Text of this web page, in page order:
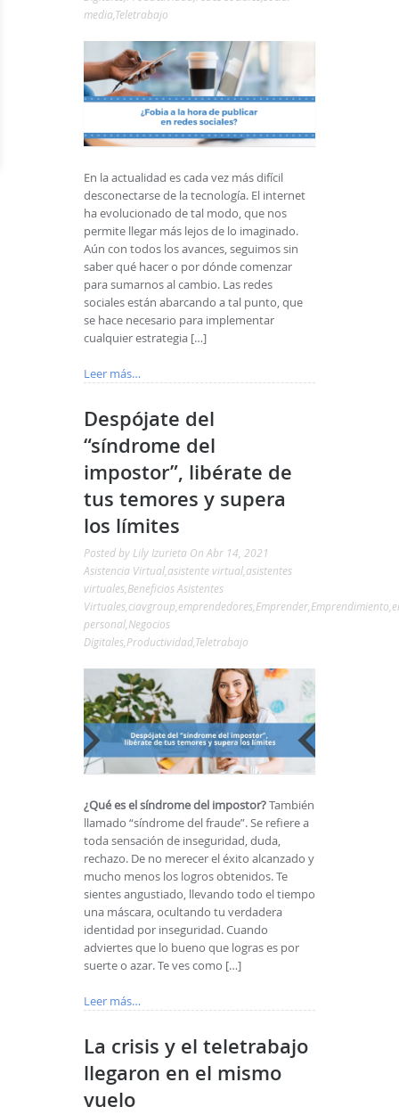
mediaTeletrabajo
En la actualidad es cada vez más difícil
desconectarse de la tecnología. El internet
ha evolucionado de tal modo, que nos
permite llegar más lejos de lo imaginado.
Aún con todos los avances, seguimos sin
saber qué hacer o por dónde comenzar
para sumarnos al cambio. Las redes
sociales están abarcando a tal punto, que
se hace necesario para implementar
cualquier estrategia […]
Leer más…
Despójate del
“síndrome del
impostor”, libérate de
tus temores y supera
los límites
Posted by Lily Izurieta On Abr 14, 2021
Asistencia Virtual asistente virtual asistentes
virtuales Beneficios Asistentes
Virtuales ciavgroup emprendedores Emprender Emprendimiento
personal Negocios
Digitales ProductividadTeletrabajo
¿Qué es el síndrome del impostor?También
llamado “síndrome del fraude”. Se refiere a
toda sensación de inseguridad, duda,
rechazo. De no merecer el éxito alcanzado y
mucho menos los logros obtenidos. Te
sientes angustiado, llevando todo el tiempo
una máscara, ocultando tu verdadera
identidad por inseguridad. Cuando
adviertes que lo bueno que logras es por
suerte o azar. Te ves como […]
Leer más…
La crisis y el teletrabajo
llegaron en el mismo
vuelo